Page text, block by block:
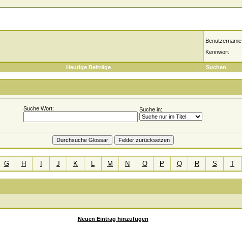
Benutzername
Kennwort
Heutige Beiträge Suchen
Suche Wort: Suche in:
G H J K L M N O P Q R S T
Neuen Eintrag hinzufügen